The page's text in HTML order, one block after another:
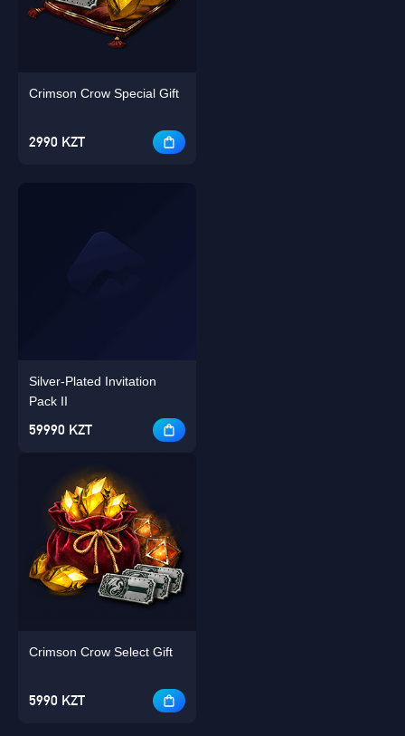
Singapore
Crimson Crow Special Gift
2990 KZT
Silver-Plated Invitation
Pack II
59990 KZT
Crimson Crow Select Gift
5990 KZT